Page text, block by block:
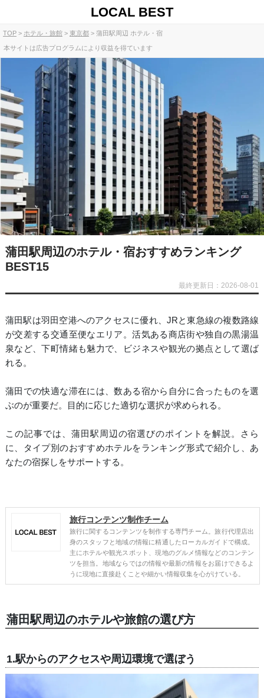
LOCAL BEST
TOP ホテル・旅館 東京都 蒲田駅周辺 ホテル・宿
本サイトは広告プログラムにより収益を得ています
蒲田駅周辺のホテル・宿おすすめランキング
BEST15
最終更新日：2026-08-01
蒲田駅は羽田空港へのアクセスに優れ、JRと東急線の複数路線
が交差する交通至便なエリア。活気ある商店街や独自の黒湯温
泉など、下町情緒も魅力で、ビジネスや観光の拠点として選ば
れる。
蒲田での快適な滞在には、数ある宿から自分に合ったものを選
ぶのが重要だ。目的に応じた適切な選択が求められる。
この記事では、蒲田駅周辺の宿選びのポイントを解説。さら
に、タイプ別のおすすめホテルをランキング形式で紹介し、あ
なたの宿探しをサポートする。
旅行コンテンツ制作チーム
旅行に関するコンテンツを制作する専門チーム。旅行代理店出
身のスタッフと地域の情報に精通したローカルガイドで構成。
主にホテルや観光スポット、現地のグルメ情報などのコンテン
ツを担当。地域ならではの情報や最新の情報をお届けできるよ
うに現地に直接赴くことや細かい情報収集を心がけている。
蒲田駅周辺のホテルや旅館の選び方
1.駅からのアクセスや周辺環境で選ぼう